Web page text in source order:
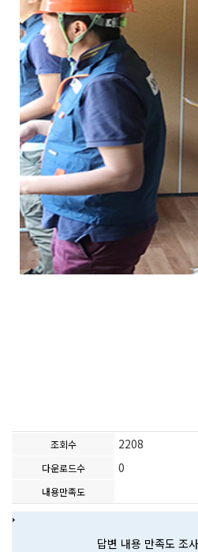
조회수 2208
다운로드수 0
내용만족도
답변 내용 만족도 조